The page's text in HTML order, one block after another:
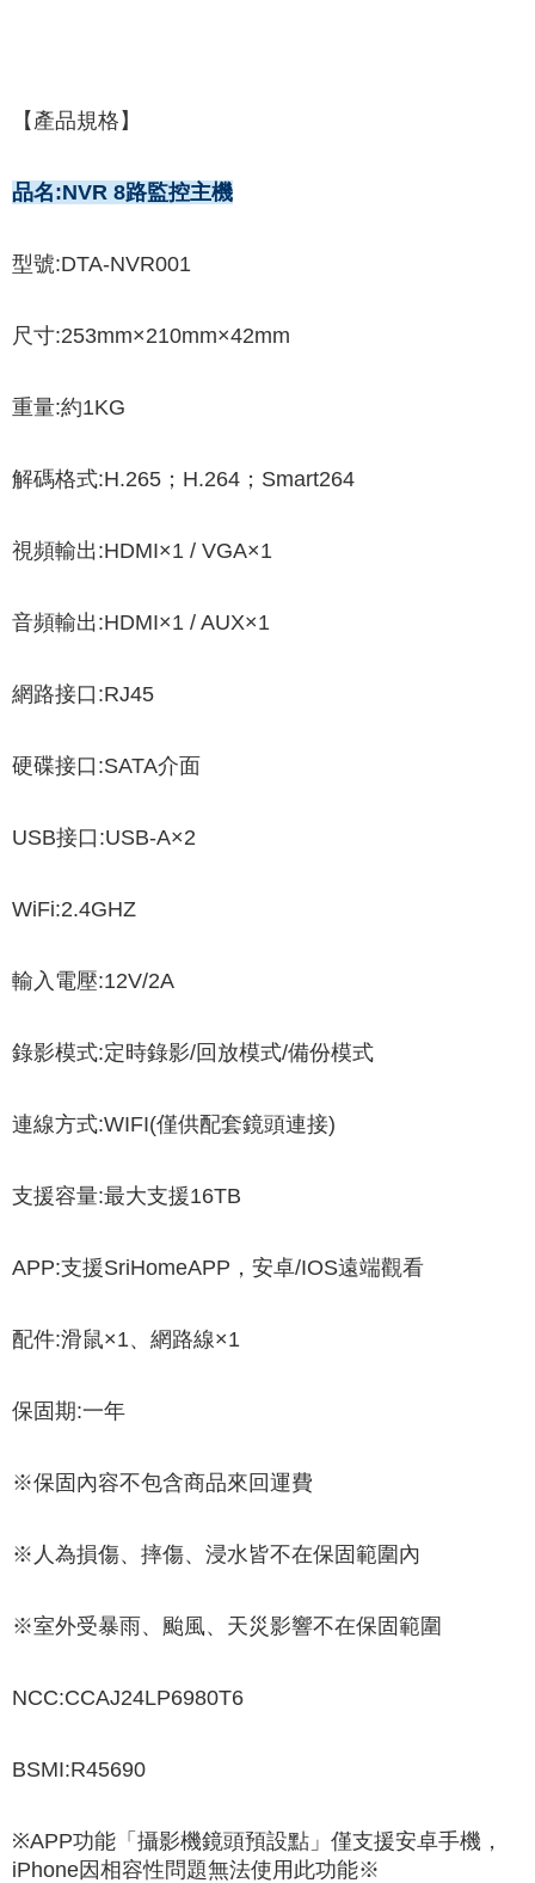
【產品規格】
品名:NVR 8路監控主機
型號:DTA-NVR001
尺寸:253mm×210mm×42mm
重量:約1KG
解碼格式:H.265；H.264；Smart264
視頻輸出:HDMI×1 / VGA×1
音頻輸出:HDMI×1 / AUX×1
網路接口:RJ45
硬碟接口:SATA介面
USB接口:USB-A×2
WiFi:2.4GHZ
輸入電壓:12V/2A
錄影模式:定時錄影/回放模式/備份模式
連線方式:WIFI(僅供配套鏡頭連接)
支援容量:最大支援16TB
APP:支援SriHomeAPP，安卓/IOS遠端觀看
配件:滑鼠×1、網路線×1
保固期:一年
※保固內容不包含商品來回運費
※人為損傷、摔傷、浸水皆不在保固範圍內
※室外受暴雨、颱風、天災影響不在保固範圍
NCC:CCAJ24LP6980T6
BSMI:R45690
※APP功能「攝影機鏡頭預設點」僅支援安卓手機，
iPhone因相容性問題無法使用此功能※